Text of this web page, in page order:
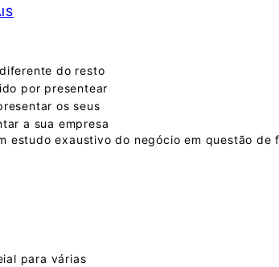
do resto
por presentear
os seus
a sua empresa
para várias
entender as necessidades dos clientes e
exaustivo do negócio em questão de